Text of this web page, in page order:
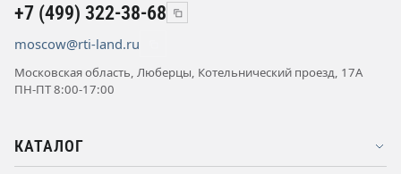
+7 (499) 322-38-68
moscow@rti-land.ru
Московская область, Люберцы, Котельнический проезд, 17А
ПН-ПТ 8:00-17:00
КАТАЛОГ